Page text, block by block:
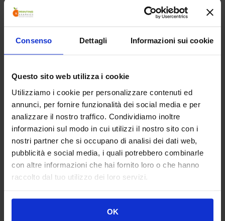
Consenso Dettagli Informazioni sui cookie
Questo sito web utilizza i cookie
Utilizziamo i cookie per personalizzare contenuti ed
annunci, per fornire funzionalità dei social media e per
analizzare il nostro traffico. Condividiamo inoltre
informazioni sul modo in cui utilizzi il nostro sito con i
nostri partner che si occupano di analisi dei dati web,
pubblicità e social media, i quali potrebbero combinarle
con altre informazioni che hai fornito loro o che hanno
raccolto dal tuo utilizzo dei loro servizi.
OK
FONDALI PORTATILI
Fondale Etendard dritto
ROLL UP
Roll Up Grande Wildcat